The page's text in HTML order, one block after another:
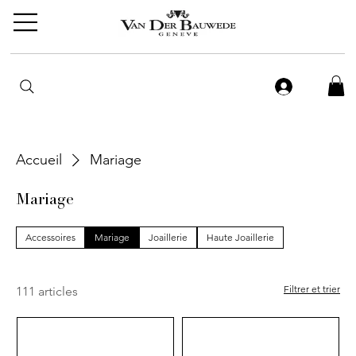
Accueil Mariage
Mariage
Accessoires Mariage Joaillerie Haute Joaillerie
111 articles Filtrer et trier